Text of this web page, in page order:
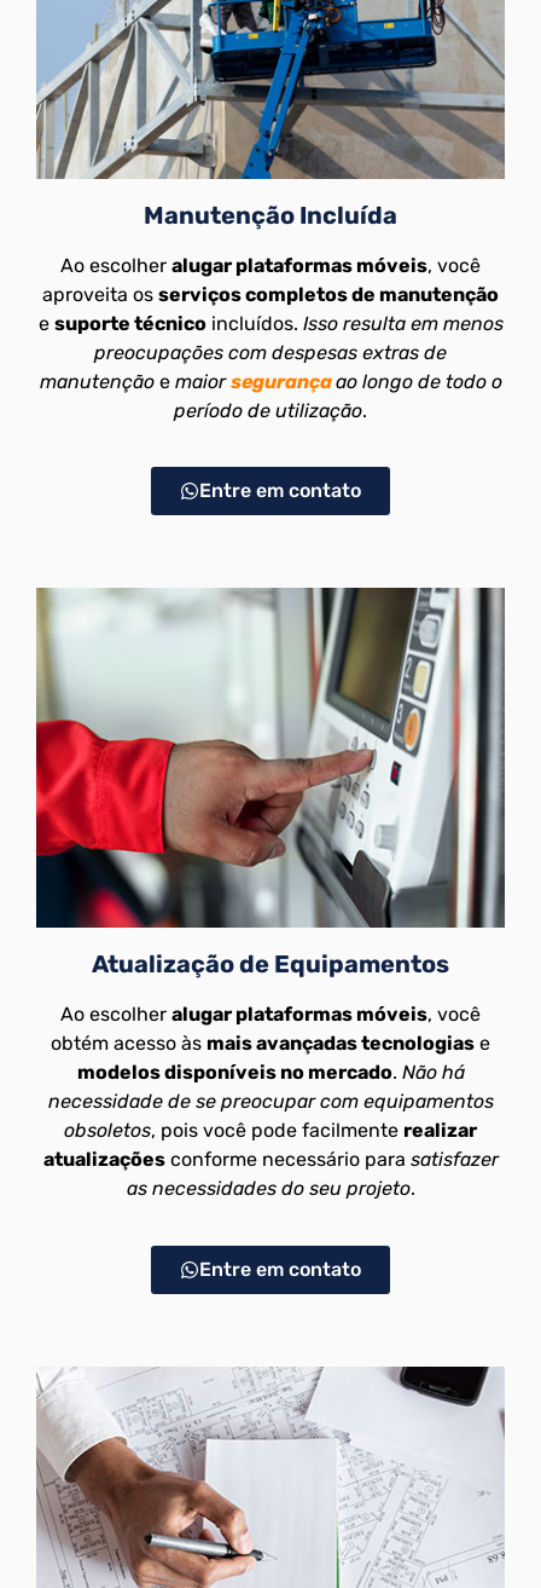
Manutenção Incluída
Ao escolher alugar plataformas móveis, você
aproveita os serviços completos de manutenção
e suporte técnicoincluídos. Isso resulta em menos
preocupações com despesas extras de
manutençãoe maiorsegurançaao longo de todo o
período de utilização.
Entre em contato
Atualização de Equipamentos
Ao escolher alugar plataformas móveis, você
obtém acesso às mais avançadas tecnologias e
modelos disponíveis no mercado. Não há
necessidade de se preocupar com equipamentos
obsoletos, pois você pode facilmente realizar
atualizaçõesconforme necessário para satisfazer
as necessidades do seu projeto.
Entre em contato